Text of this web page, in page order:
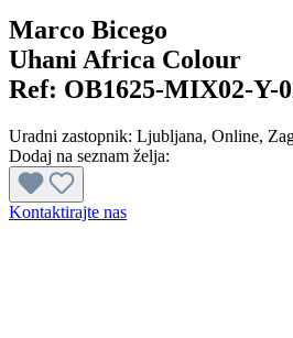
Marco Bicego
Uhani Africa Colour
Ref: OB1625-MIX02-Y-
Uradni zastopnik: Ljubljana, Online,
Dodaj na seznam želja:
Kontaktirajte nas